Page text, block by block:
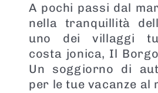
A pochi passi dal
nella tranquillità
uno dei villaggi
costa jonica, Il
Un soggiorno di
per le tue vacanze al